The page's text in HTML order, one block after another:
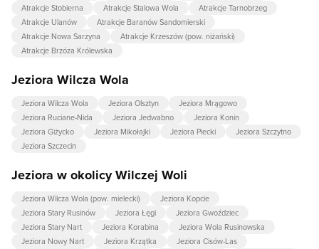
Atrakcje Stobierna Atrakcje Stalowa Wola
Atrakcje Tarnobrzeg
Atrakcje Ulanów
Atrakcje Baranów Sandomierski
Atrakcje Nowa Sarzyna
Atrakcje Krzeszów (pow. niżański)
Atrakcje Brzóza Królewska
Jeziora Wilcza Wola
Jeziora Wilcza Wola Jeziora Olsztyn
Jeziora Mrągowo
Jeziora Ruciane-Nida
Jeziora Jedwabno
Jeziora Konin
Jeziora Giżycko
Jeziora Mikołajki Jeziora Piecki
Jeziora Szczytno
Jeziora Szczecin
Jeziora w okolicy Wilczej Woli
Jeziora Wilcza Wola (pow. mielecki)
Jeziora Kopcie
Jeziora Stary Rusinów
Jeziora Łęgi
Jeziora Gwoździec
Jeziora Stary Nart
Jeziora Korabina
Jeziora Wola Rusinowska
Jeziora Nowy Nart
Jeziora Krzątka
Jeziora Cisów-Las